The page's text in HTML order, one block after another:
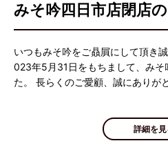
みそ吟四日市店閉店
いつもみそ吟をご贔屓にして頂き
023年5月31日をもちまして、みそ
た。 長らくのご愛顧、誠にありが
詳細を見